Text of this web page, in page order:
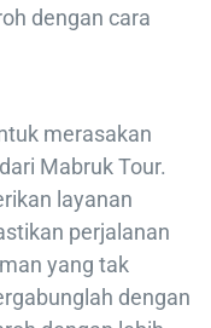
dengan cara
merasakan
Mabruk Tour.
layanan
perjalanan
yang tak
dengan